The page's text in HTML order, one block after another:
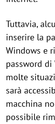
Tuttavia,
inserire la
Windows e
password di
molte
sarà
macchina
possibile